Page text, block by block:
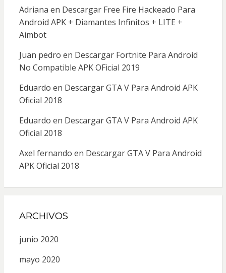
Adriana en Descargar Free Fire Hackeado Para
Android APK + Diamantes Infinitos + LITE +
Aimbot
Juan pedro en Descargar Fortnite Para Android
No Compatible APK OFicial 2019
Eduardo en Descargar GTA V Para Android APK
Oficial 2018
Eduardo en Descargar GTA V Para Android APK
Oficial 2018
Axel fernando en Descargar GTA V Para Android
APK Oficial 2018
ARCHIVOS
junio 2020
mayo 2020